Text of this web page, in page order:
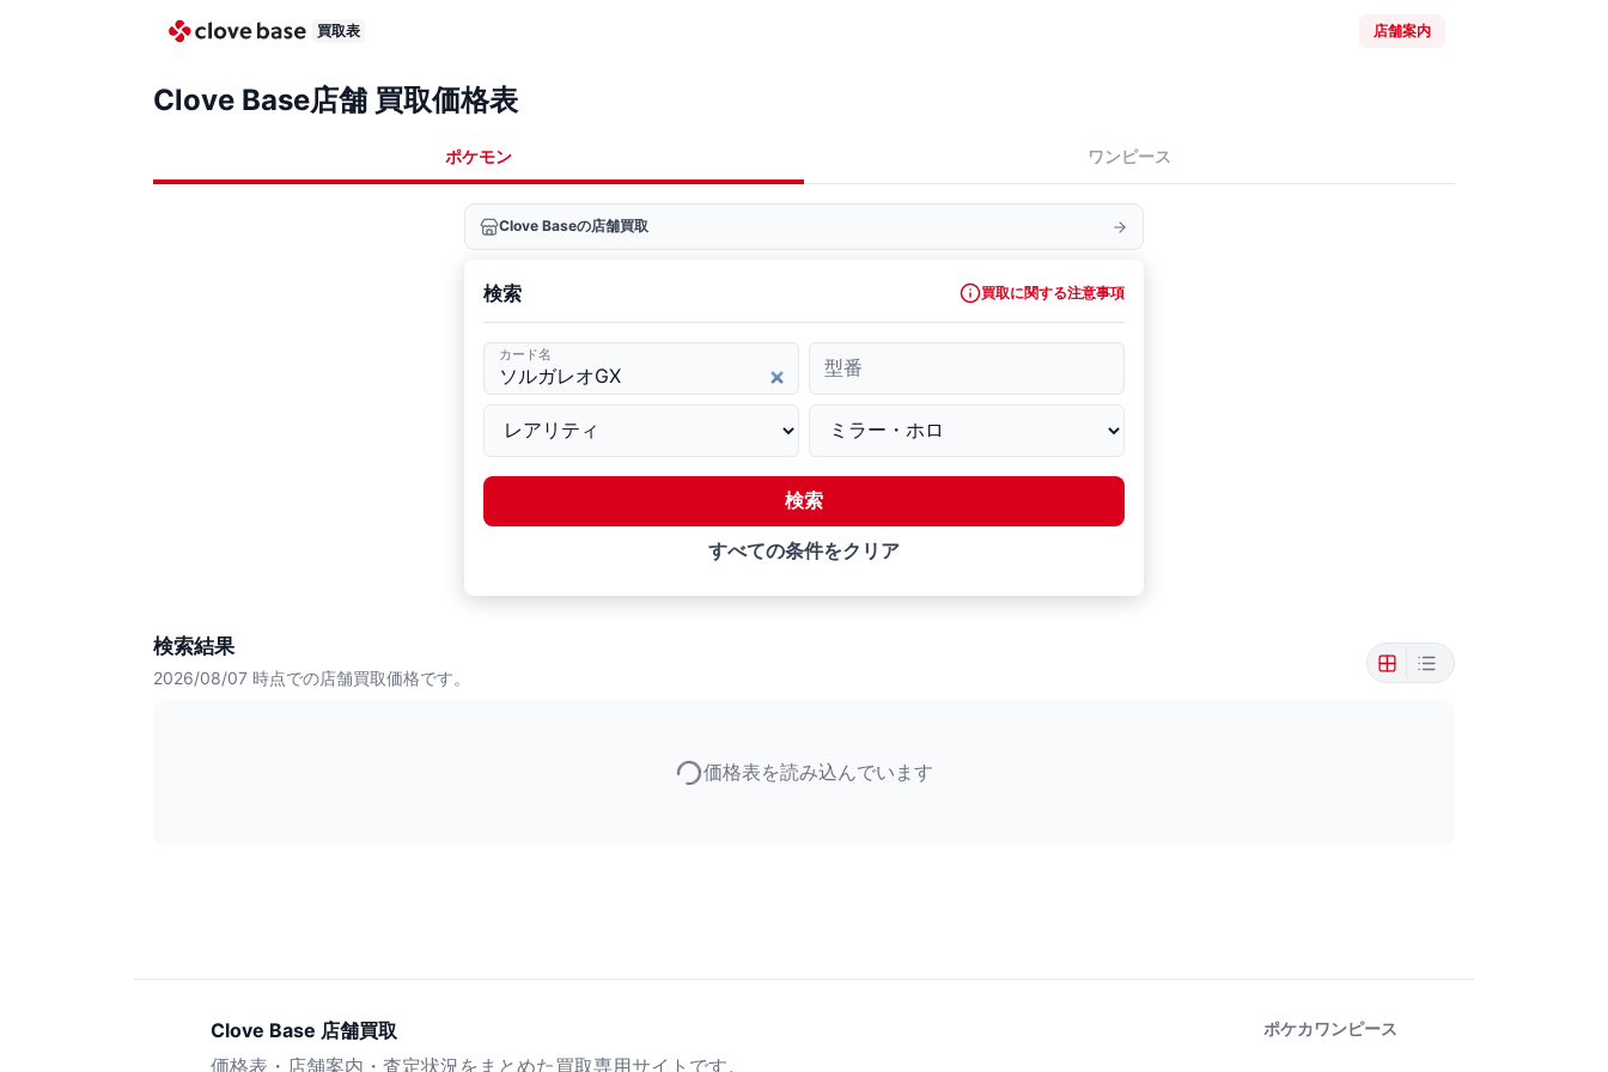
買取表 店舗案内
Clove Base店舗 買取価格表
ポケモン ワンピース
Clove Baseの店舗買取
検索 買取に関する注意事項
カード名
型番
検索
すべての条件をクリア
検索結果
2026/08/07 時点での店舗買取価格です。
価格表を読み込んでいます
Clove Base 店舗買取
価格表・店舗案内・査定状況をまとめた買取専用サイトです。
ポケカワンピース